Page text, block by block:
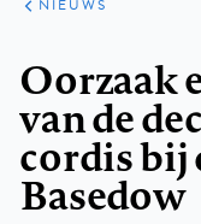
KORT
NIEUWS
Oorzaak
van de
cordis bij
Basedow